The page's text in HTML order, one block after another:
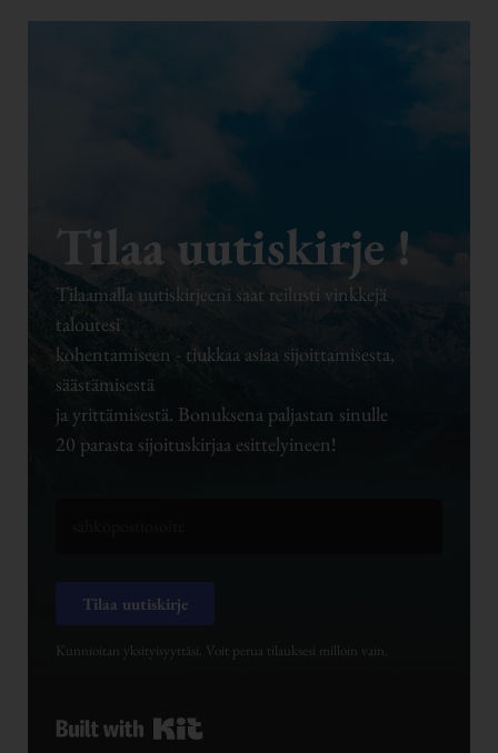
Tilaa uutiskirje !
Tilaamalla uutiskirjeeni saat reilusti vinkkejä
taloutesi
kohentamiseen - tiukkaa asiaa sijoittamisesta,
säästämisestä
ja yrittämisestä. Bonuksena paljastan sinulle
20 parasta sijoituskirjaa esittelyineen!
Tilaa uutiskirje
Kunnioitan yksityisyyttäsi. Voit perua tilauksesi milloin vain.